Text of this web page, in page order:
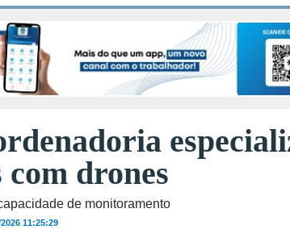
com drones
de monitoramento
11:25:29